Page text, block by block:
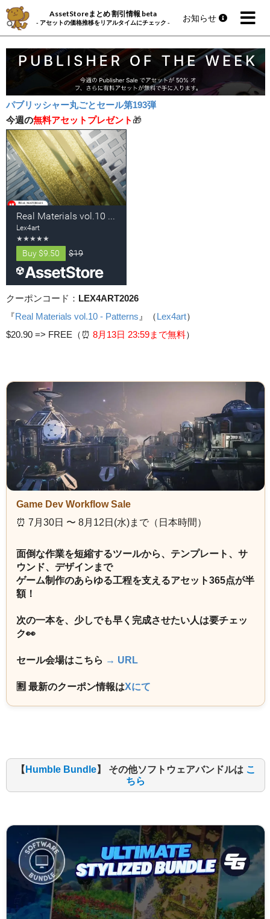
AssetStoreまとめ 割引情報 beta
- アセットの価格推移をリアルタイムにチェック - お知らせ
パブリッシャー丸ごとセール第193弾
今週の無料アセットプレゼント 🎁
クーポンコード： LEX4ART2026
『Real Materials vol.10 - Patterns 』（Lex4art）
$20.90 => FREE（⏰️ 8月13日 23:59まで無料）
Game Dev Workflow Sale
⏰️ 7月30日 〜 8月12日(水)まで（日本時間）
面倒な作業を短縮するツールから、テンプレート、サ
ウンド、デザインまで
ゲーム制作のあらゆる工程を支えるアセット365点が半
額！
次の一本を、少しでも早く完成させたい人は要チェッ
ク👀
セール会場はこちら → URL
🈹 最新のクーポン情報はXにて
【 Humble Bundle】 その他ソフトウェアバンドルは こ
ちら